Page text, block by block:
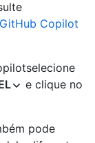
Copilot
e clique no
pode